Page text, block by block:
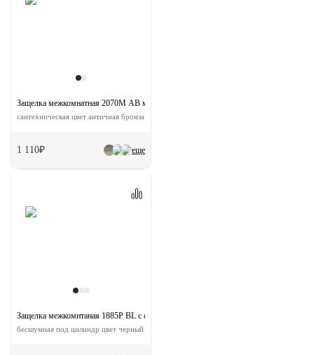
еще
Защелка межкомнатная 2070M AB магнитная с ответной планкой
сантехническая цвет античная бронза
1 110₽
Защелка межкомнтаная 1885P BL с ответной планкой
бесшумная под цилиндр цвет черный